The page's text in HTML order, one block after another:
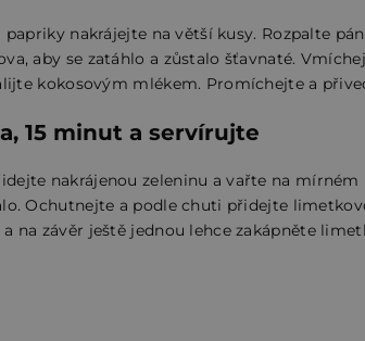
papriky nakrájejte na větší kusy. Rozpalte
aby se zatáhlo a zůstalo šťavnaté.
kokosovým mlékem. Promíchejte a
15 minut a servírujte
nakrájenou zeleninu a vařte na
Ochutnejte a podle chuti přidejte
na závěr ještě jednou lehce zakápněte